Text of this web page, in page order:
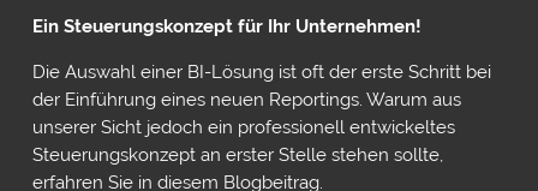
Ein Steuerungskonzept für Ihr Unternehmen!
Die Auswahl einer BI-Lösung ist oft der erste Schritt bei
der Einführung eines neuen Reportings. Warum aus
unserer Sicht jedoch ein professionell entwickeltes
Steuerungskonzept an erster Stelle stehen sollte,
erfahren Sie in diesem Blogbeitrag.